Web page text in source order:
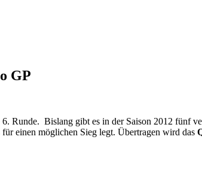
GP
Runde. Bislang gibt es in der Saison 2012 fünf
einen möglichen Sieg legt. Übertragen wird das